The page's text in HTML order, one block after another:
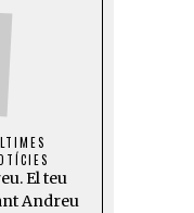
El teu
Andreu